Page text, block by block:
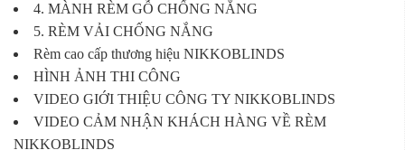
4. MÀNH RÈM GỖ CHỐNG NẮNG
5. RÈM VẢI CHỐNG NẮNG
Rèm cao cấp thương hiệu NIKKOBLINDS
HÌNH ẢNH THI CÔNG
VIDEO GIỚI THIỆU CÔNG TY NIKKOBLINDS
VIDEO CẢM NHẬN KHÁCH HÀNG VỀ RÈM
NIKKOBLINDS